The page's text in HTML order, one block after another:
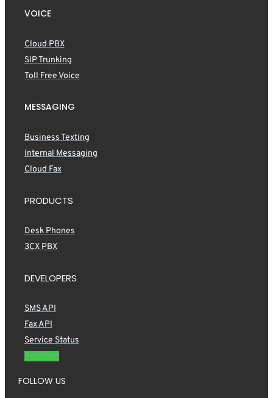
VOICE
Cloud PBX
SIP Trunking
Toll Free Voice
MESSAGING
Business Texting
Internal Messaging
Cloud Fax
PRODUCTS
Desk Phones
3CX PBX
DEVELOPERS
SMS API
Fax API
Service Status
Realtime
FOLLOW US